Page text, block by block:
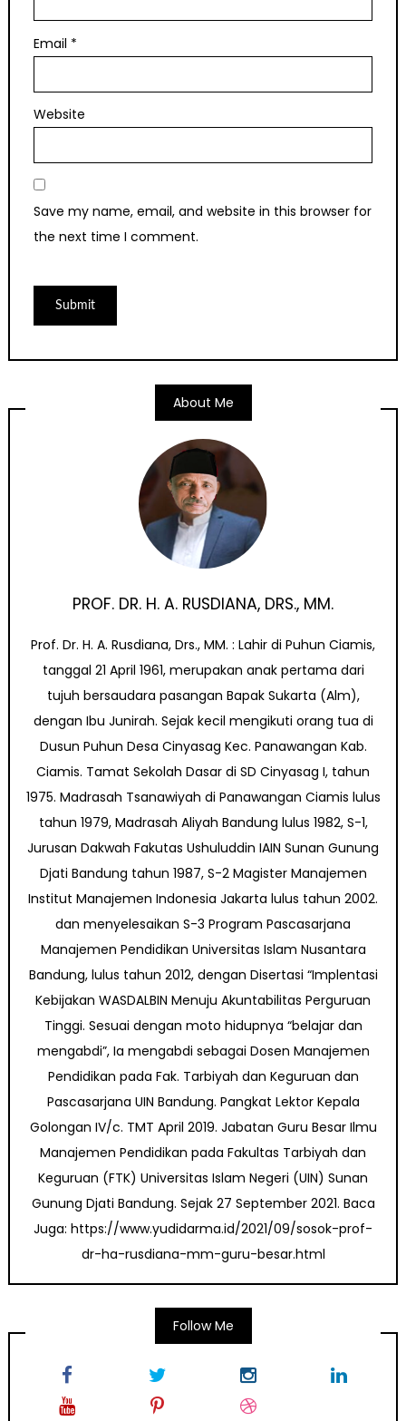
Email *
Website
Save my name, email, and website in this browser for
the next time I comment.
About Me
PROF. DR. H. A. RUSDIANA, DRS., MM.
Prof. Dr. H. A. Rusdiana, Drs., MM. : Lahir di Puhun Ciamis,
tanggal 21 April 1961, merupakan anak pertama dari
tujuh bersaudara pasangan Bapak Sukarta (Alm),
dengan Ibu Junirah. Sejak kecil mengikuti orang tua di
Dusun Puhun Desa Cinyasag Kec. Panawangan Kab.
Ciamis. Tamat Sekolah Dasar di SD Cinyasag I, tahun
1975. Madrasah Tsanawiyah di Panawangan Ciamis lulus
tahun 1979, Madrasah Aliyah Bandung lulus 1982, S-1,
Jurusan Dakwah Fakutas Ushuluddin IAIN Sunan Gunung
Djati Bandung tahun 1987, S-2 Magister Manajemen
Institut Manajemen Indonesia Jakarta lulus tahun 2002.
dan menyelesaikan S-3 Program Pascasarjana
Manajemen Pendidikan Universitas Islam Nusantara
Bandung, lulus tahun 2012, dengan Disertasi “Implentasi
Kebijakan WASDALBIN Menuju Akuntabilitas Perguruan
Tinggi. Sesuai dengan moto hidupnya “belajar dan
mengabdi”, Ia mengabdi sebagai Dosen Manajemen
Pendidikan pada Fak. Tarbiyah dan Keguruan dan
Pascasarjana UIN Bandung. Pangkat Lektor Kepala
Golongan IV/c. TMT April 2019. Jabatan Guru Besar Ilmu
Manajemen Pendidikan pada Fakultas Tarbiyah dan
Keguruan (FTK) Universitas Islam Negeri (UIN) Sunan
Gunung Djati Bandung. Sejak 27 September 2021. Baca
Juga: https://www.yudidarma.id/2021/09/sosok-prof-
dr-ha-rusdiana-mm-guru-besar.html
Follow Me